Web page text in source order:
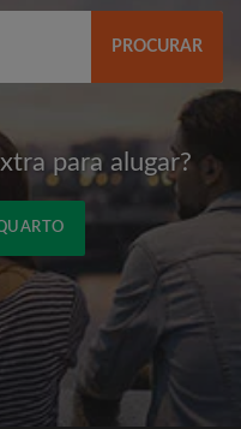
PROCURAR
para alugar?
Facebook
do tempo sem